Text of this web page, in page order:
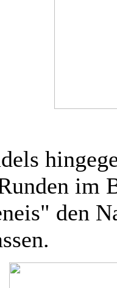
im
den